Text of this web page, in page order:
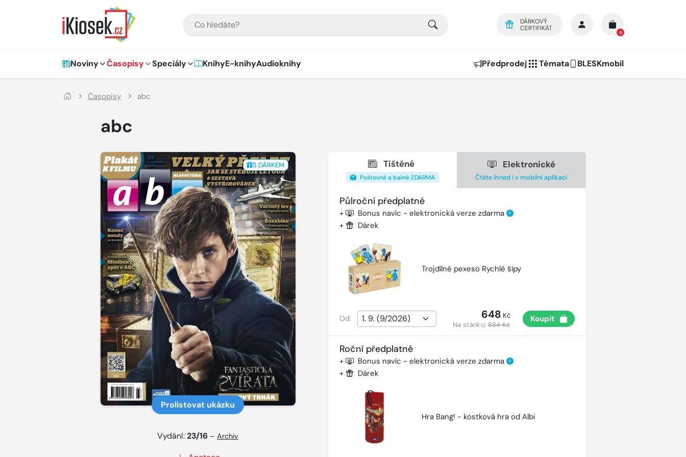
DÁRKOVÝ
CERTIFIKÁT
0
Hlavní navigace
Noviny Časopisy Speciály KnihyE-knihyAudioknihy Předprodej Témata BLESKmobil
Časopisy abc
abc
S DÁRKEM
Prolistovat ukázku
Vydání:23/16 –Archiv
Tištěné
Poštovné a balné ZDARMA
Elektronické
Čtěte ihned i v mobilní aplikaci
Půlroční předplatné
+ Bonus navíc - elektronická verze zdarma ?
+ Dárek
Trojdílné pexeso Rychlé šípy
Od: 648 Kč
Na stánku:834 Kč
Koupit
Roční předplatné
+ Bonus navíc - elektronická verze zdarma ?
+ Dárek
Hra Bang! - kostková hra od Albi